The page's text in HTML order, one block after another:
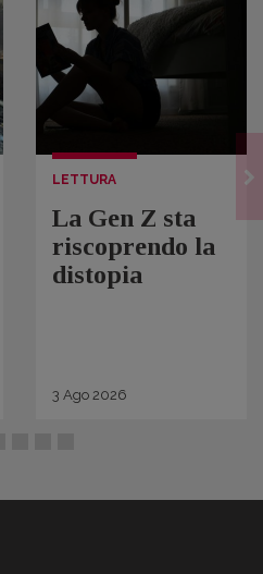
LETTURA
La Gen Z sta
riscoprendo la
distopia
3 Ago 2026